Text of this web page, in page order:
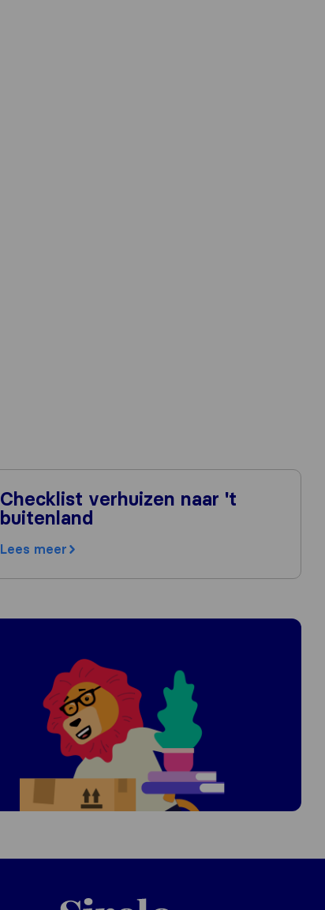
Checklist verhuizen naar 't
buitenland
Lees meer
Sirelo.nl